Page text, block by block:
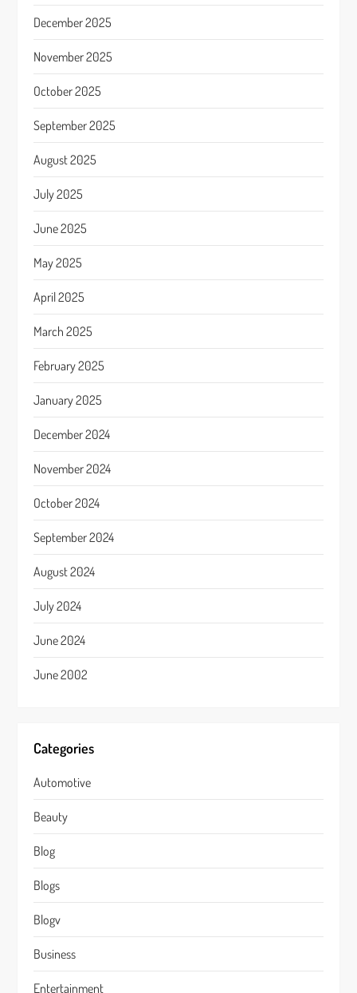
December 2025
November 2025
October 2025
September 2025
August 2025
July 2025
June 2025
May 2025
April 2025
March 2025
February 2025
January 2025
December 2024
November 2024
October 2024
September 2024
August 2024
July 2024
June 2024
June 2002
Categories
Automotive
Beauty
Blog
Blogs
Blogv
Business
Entertainment